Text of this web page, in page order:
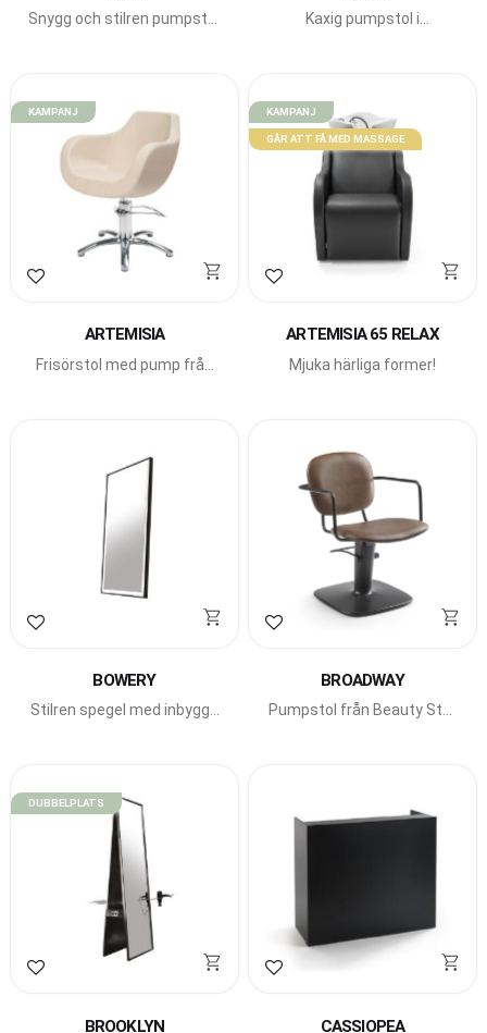
Snygg och stilren pumpstol
Kaxig pumpstol i
Lägg till i favoriter
ARTEMISIA
Frisörstol med pump från
KAMPANJ
Lägg till i favoriter
ARTEMISIA 65 RELAX
Mjuka härliga former!
KAMPANJ
GÅR ATT FÅ MED MASSAGE
Lägg till i favoriter
BOWERY
Stilren spegel med inbyggd
Lägg till i favoriter
BROADWAY
Pumpstol från Beauty Star
Lägg till i favoriter
BROOKLYN
DUBBELPLATS
Lägg till i favoriter
CASSIOPEA